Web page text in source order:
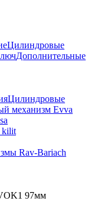
Цилиндровые
Дополнительные
Цилиндровые
механизм Evva
kilit
Rav-Bariach
97мм